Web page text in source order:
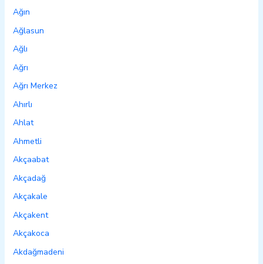
Ağın
Ağlasun
Ağlı
Ağrı
Ağrı Merkez
Ahırlı
Ahlat
Ahmetli
Akçaabat
Akçadağ
Akçakale
Akçakent
Akçakoca
Akdağmadeni